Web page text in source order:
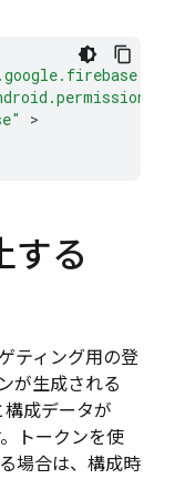
>
する
ティング用の登
が生成される
構成データが
トークンを使
場合は、構成時